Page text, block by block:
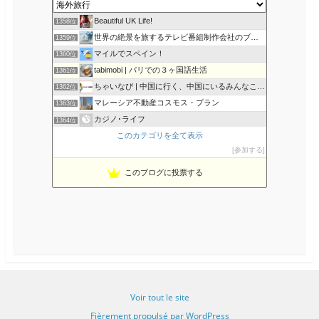
k
u
s
1357位
1358位 Beautiful UK Life!
1359位 世界の絶景を旅するテレビ番組制作会社のブログ
1360位 マイルでスペイン！
1361位 tabimobi | パリでの３ヶ国語生活
1362位 ちゃいなび | 中国に行く、中国にいるみんなここに集まれ
1363位 マレーシア不動産コスモス・プラン
1364位 カジノ･ライフ
ケンごと 〜ケンが香港での独り言ブログ〜
グアムから関西へ帰国したアラフィフ女子の日記
1368位
このカテゴリを全て表示
参加する
このブログに投票する
Voir tout le site
Fièrement propulsé par WordPress